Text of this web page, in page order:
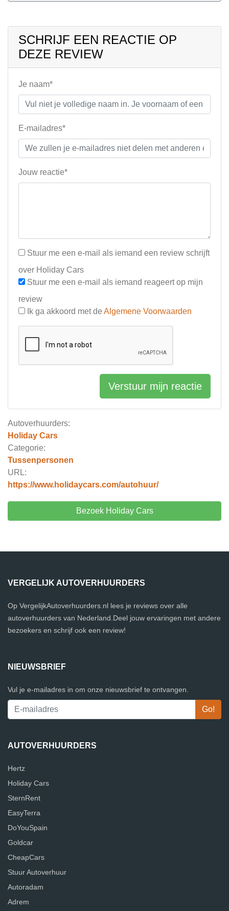
Autoverhuurders:
Holiday Cars
Categorie:
Tussenpersonen
URL:
https://www.holidaycars.com/autohuur/
Bezoek Holiday Cars
SCHRIJF EEN REACTIE OP
DEZE REVIEW
Je naam*
E-mailadres*
Jouw reactie*
Stuur me een e-mail als iemand een review schrijft
over Holiday Cars
Stuur me een e-mail als iemand reageert op mijn
review
Ik ga akkoord met de Algemene Voorwaarden
Verstuur mijn reactie
VERGELIJK AUTOVERHUURDERS
Op VergelijkAutoverhuurders.nl lees je reviews over alle
autoverhuurders van Nederland.Deel jouw ervaringen met andere
bezoekers en schrijf ook een review!
NIEUWSBRIEF
Vul je e-mailadres in om onze nieuwsbrief te ontvangen.
AUTOVERHUURDERS
Hertz
Holiday Cars
SternRent
EasyTerra
DoYouSpain
Goldcar
CheapCars
Stuur Autoverhuur
Autoradam
Adrem